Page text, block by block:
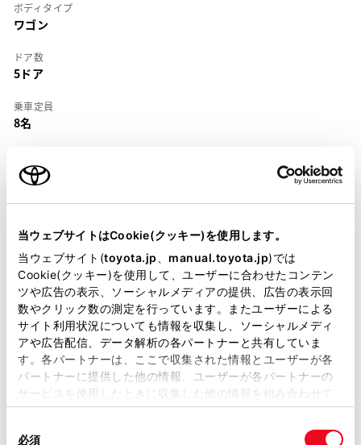
当ウェブサイトはCookie(クッキー)を使用します。
当ウェブサイト(toyota.jp manual.toyota.jp)では
Cookie(クッキー)を使用して、ユーザーに合わせたコンテン
ツや広告の表示、ソーシャルメディアの提供、広告の表示回
数やクリック数の測定を行っています。またユーザーによる
サイト利用状況についても情報を収集し、ソーシャルメディ
アや広告配信、データ解析の各パートナーと共有していま
す。各パートナーは、ここで収集された情報とユーザーが各
パートナーに提供した他の情報、ユーザーが各パートナーの
サービスを使用したときに収集した他の情報を組み合わせて
使用することがあります。当ウェブサイトの使用を続行する
必須
ボディタイプ
ワゴン
ドア数
5ドア
乗車定員
8名
E-JZS130G
全長×全幅×全高
ホイールベース ※1
2730mm
トレッド前／後
1465/1410mm
室内長×室内幅× 室内高
2930 × 1475 ×1230mm